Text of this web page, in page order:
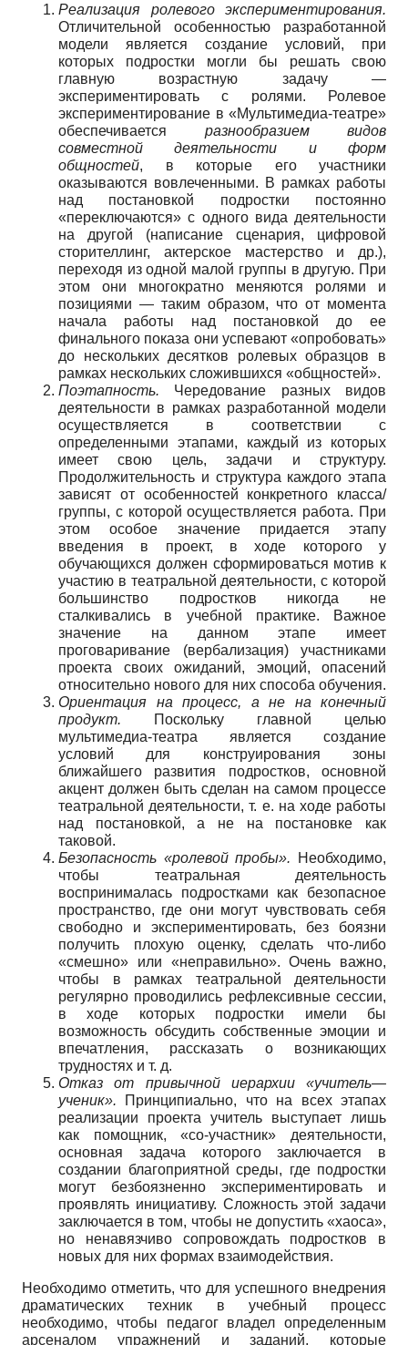
Реализация ролевого экспериментирования.
Отличительной особенностью разработанной
модели является создание условий, при
которых подростки могли бы решать свою
главную возрастную задачу —
экспериментировать с ролями. Ролевое
экспериментирование в «Мультимедиа-театре»
обеспечивается разнообразием видов
совместной деятельности и форм
общностей, в которые его участники
оказываются вовлеченными. В рамках работы
над постановкой подростки постоянно
«переключаются» с одного вида деятельности
на другой (написание сценария, цифровой
сторителлинг, актерское мастерство и др.),
переходя из одной малой группы в другую. При
этом они многократно меняются ролями и
позициями — таким образом, что от момента
начала работы над постановкой до ее
финального показа они успевают «опробовать»
до нескольких десятков ролевых образцов в
рамках нескольких сложившихся «общностей».
Поэтапность. Чередование разных видов
деятельности в рамках разработанной модели
осуществляется в соответствии с
определенными этапами, каждый из которых
имеет свою цель, задачи и структуру.
Продолжительность и структура каждого этапа
зависят от особенностей конкретного класса/
группы, с которой осуществляется работа. При
этом особое значение придается этапу
введения в проект, в ходе которого у
обучающихся должен сформироваться мотив к
участию в театральной деятельности, с которой
большинство подростков никогда не
сталкивались в учебной практике. Важное
значение на данном этапе имеет
проговаривание (вербализация) участниками
проекта своих ожиданий, эмоций, опасений
относительно нового для них способа обучения.
Ориентация на процесс, а не на конечный
продукт. Поскольку главной целью
мультимедиа-театра является создание
условий для конструирования зоны
ближайшего развития подростков, основной
акцент должен быть сделан на самом процессе
театральной деятельности, т. е. на ходе работы
над постановкой, а не на постановке как
таковой.
Безопасность «ролевой пробы». Необходимо,
чтобы театральная деятельность
воспринималась подростками как безопасное
пространство, где они могут чувствовать себя
свободно и экспериментировать, без боязни
получить плохую оценку, сделать что-либо
«смешно» или «неправильно». Очень важно,
чтобы в рамках театральной деятельности
регулярно проводились рефлексивные сессии,
в ходе которых подростки имели бы
возможность обсудить собственные эмоции и
впечатления, рассказать о возникающих
трудностях и т. д.
Отказ от привычной иерархии «учитель—
ученик». Принципиально, что на всех этапах
реализации проекта учитель выступает лишь
как помощник, «со-участник» деятельности,
основная задача которого заключается в
создании благоприятной среды, где подростки
могут безбоязненно экспериментировать и
проявлять инициативу. Сложность этой задачи
заключается в том, чтобы не допустить «хаоса»,
но ненавязчиво сопровождать подростков в
новых для них формах взаимодействия.
Необходимо отметить, что для успешного внедрения
драматических техник в учебный процесс
необходимо, чтобы педагог владел определенным
арсеналом упражнений и заданий, которые